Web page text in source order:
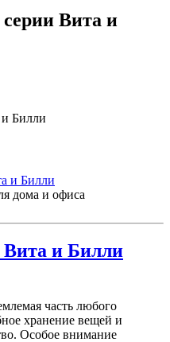
Вита и
Билли
дома и офиса
и Билли
часть любого
хранение вещей и
Особое внимание